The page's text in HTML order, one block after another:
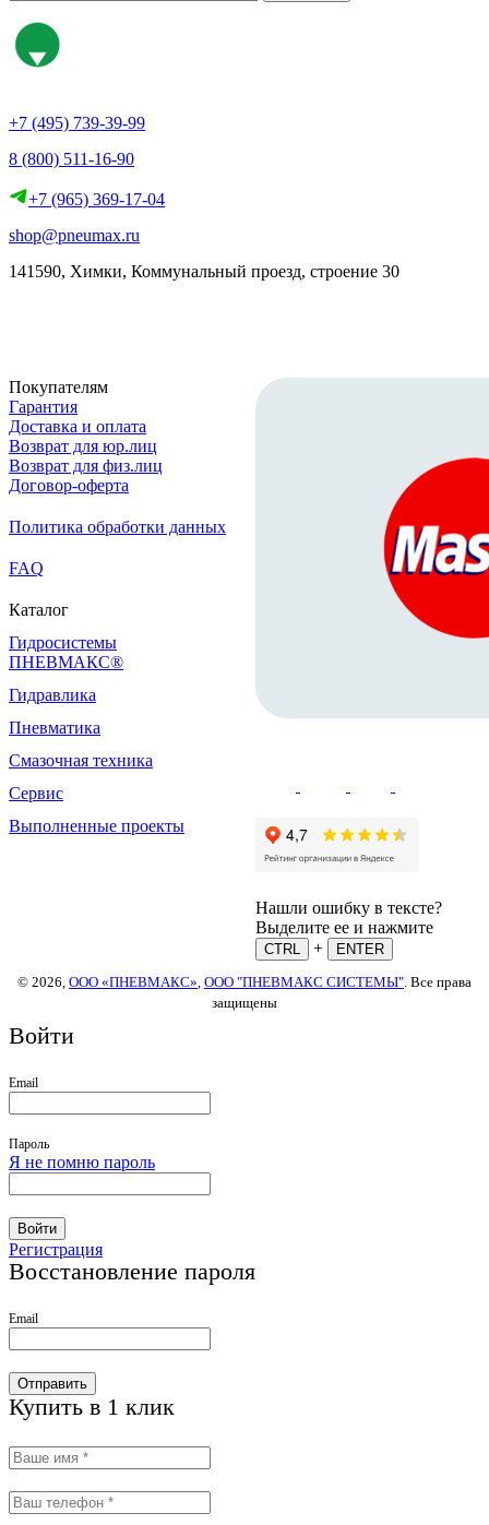
+7 (495) 739-39-99
8 (800) 511-16-90
+7 (965) 369-17-04
shop@pneumax.ru
141590, Химки, Коммунальный проезд, строение 30
Покупателям
Гарантия
Доставка и оплата
Возврат для юр.лиц
Возврат для физ.лиц
Договор-оферта
Политика обработки данных
FAQ
Каталог
Гидросистемы
ПНЕВМАКС®
Гидравлика
Пневматика
Смазочная техника
Сервис
Выполненные проекты
Нашли ошибку в тексте?
Выделите ее и нажмите
CTRL +
ENTER
© 2026, ООО «ПНЕВМАКС» ООО "ПНЕВМАКС СИСТЕМЫ" . Все права
защищены
Войти
Email
Пароль
Я не помню пароль
Войти
Регистрация
Восстановление пароля
Email
Отправить
Купить в 1 клик